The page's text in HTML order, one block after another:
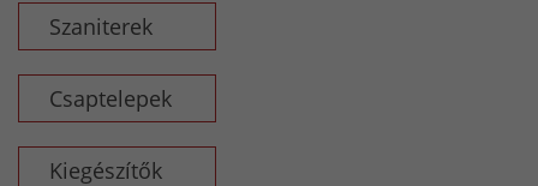
Szaniterek
Csaptelepek
Kiegészítők